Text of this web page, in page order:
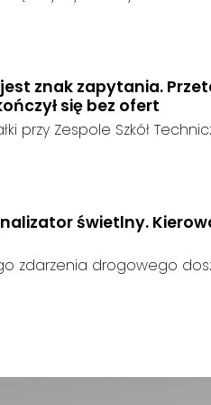
został on odnaleziony
artykułu:
znak zapytania.
się bez ofert
przy Zespole Szkół
Koźlu zakończył się
artykułu:
świetlny.
zdarzenia drogowego
godziny 6:30 kierujący